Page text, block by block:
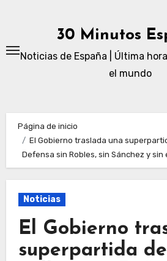
30 Minutos
Noticias de España | Última
el mundo
Página de inicio
El Gobierno traslada una
Defensa sin Robles, sin Sánchez y sin
Noticias
El Gobierno
superpartida